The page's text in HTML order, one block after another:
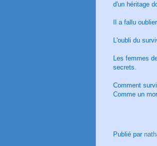
d'un héritage
Il a fallu
L'oubli du
Les femmes
secrets.
Comment
Comme un
Publié par